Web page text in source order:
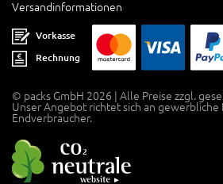
Versandinformationen
Vorkasse
Rechnung
© packs GmbH 2026 | Alle Preise zzgl.
Unser Angebot richtet sich an gewerbliche
Endverbraucher.